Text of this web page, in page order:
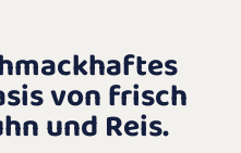
von frisch
und Reis.